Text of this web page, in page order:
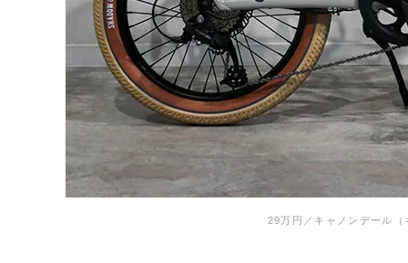
29万円／キャノンデール